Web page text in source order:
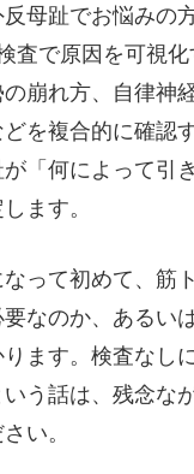
母趾でお悩みの
査で原因を可視
崩れ方、自律神
を複合的に確認
「何によって引
ます。
って初めて、筋
なのか、あるい
ます。検査なし
う話は、残念な
い。